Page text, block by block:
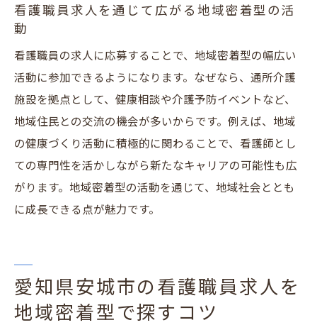
看護職員求人を通じて広がる地域密着型の活
動
看護職員の求人に応募することで、地域密着型の幅広い
活動に参加できるようになります。なぜなら、通所介護
施設を拠点として、健康相談や介護予防イベントなど、
地域住民との交流の機会が多いからです。例えば、地域
の健康づくり活動に積極的に関わることで、看護師とし
ての専門性を活かしながら新たなキャリアの可能性も広
がります。地域密着型の活動を通じて、地域社会ととも
に成長できる点が魅力です。
愛知県安城市の看護職員求人を
地域密着型で探すコツ